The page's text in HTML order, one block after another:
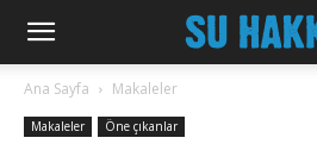
Ana Sayfa Makaleler
Makaleler Öne çıkanlar